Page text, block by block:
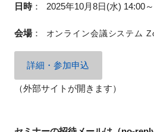
日時： 2025年10月8日(水) 14:00
会場： オンライン会議システム
詳細・参加申込
（外部サイトが開きます）